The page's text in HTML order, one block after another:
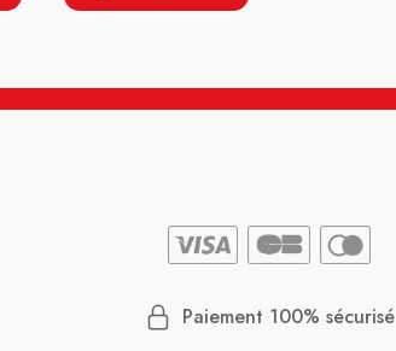
Paiement 100% sécurisé